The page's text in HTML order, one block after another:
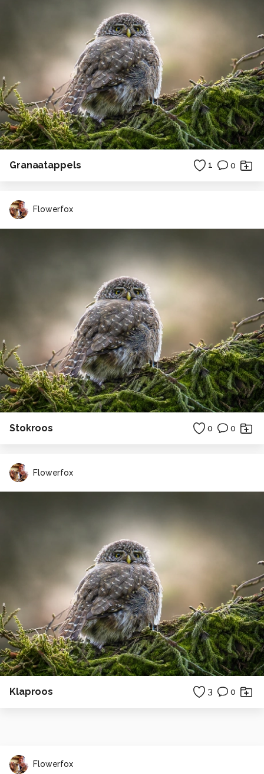
Granaatappels 1 0
Flowerfox
Stokroos 0 0
Flowerfox
Klaproos 3 0
Flowerfox